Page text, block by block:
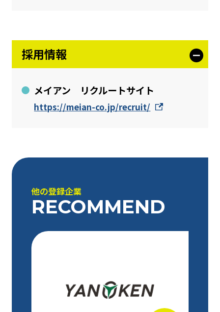
採用情報
メイアン リクルートサイト
https://meian-co.jp/recruit/
他の登録企業
RECOMMEND